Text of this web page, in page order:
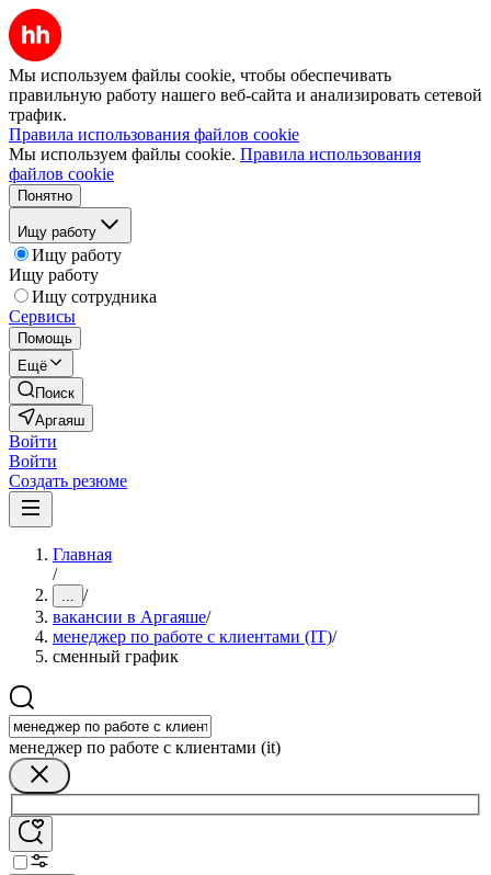
Мы используем файлы cookie, чтобы обеспечивать
правильную работу нашего веб-сайта и анализировать сетевой
трафик.
Правила использования файлов cookie
Мы используем файлы cookie. Правила использования
файлов cookie
Понятно
Ищу работу
Ищу работу
Ищу работу
Ищу сотрудника
Сервисы
Помощь
Ещё
Поиск
Аргаяш
Войти
Войти
Создать резюме
Главная
/
... /
вакансии в Аргаяше/
менеджер по работе с клиентами (IT)/
сменный график
менеджер по работе с клиентами (it)